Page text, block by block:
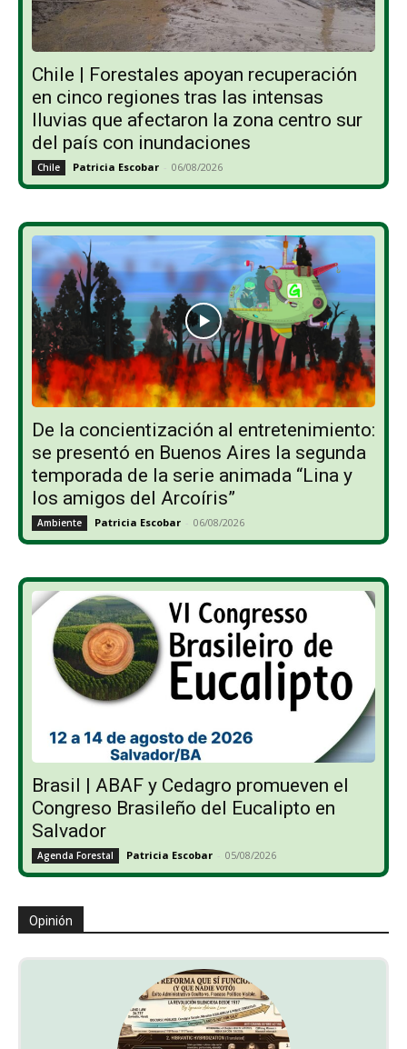
Chile | Forestales apoyan recuperación
en cinco regiones tras las intensas
lluvias que afectaron la zona centro sur
del país con inundaciones
Chile Patricia Escobar - 06/08/2026
De la concientización al entretenimiento:
se presentó en Buenos Aires la segunda
temporada de la serie animada “Lina y
los amigos del Arcoíris”
Ambiente Patricia Escobar - 06/08/2026
Brasil | ABAF y Cedagro promueven el
Congreso Brasileño del Eucalipto en
Salvador
Agenda Forestal Patricia Escobar - 05/08/2026
Opinión